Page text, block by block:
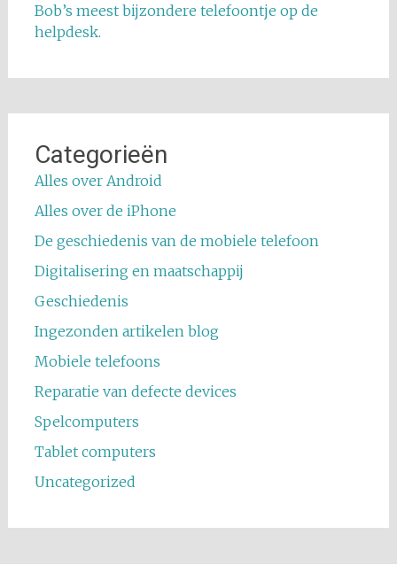
Bob’s meest bijzondere telefoontje op de
helpdesk.
Categorieën
Alles over Android
Alles over de iPhone
De geschiedenis van de mobiele telefoon
Digitalisering en maatschappij
Geschiedenis
Ingezonden artikelen blog
Mobiele telefoons
Reparatie van defecte devices
Spelcomputers
Tablet computers
Uncategorized